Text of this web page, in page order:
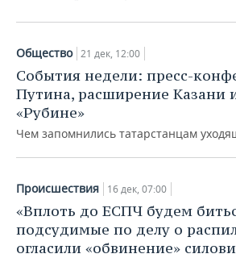
Общество 21 дек, 12:00
События недели: пресс-
Путина, расширение Казани
«Рубине»
Чем запомнились татарстанцам
Происшествия 16 дек, 07:00
«Вплоть до ЕСПЧ будем
подсудимые по делу о
огласили «обвинение»